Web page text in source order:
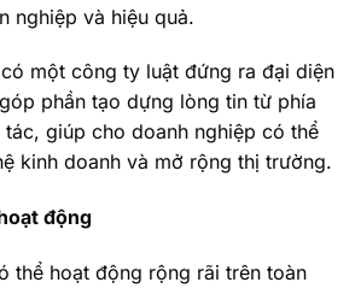
nghiệp và hiệu quả.
một công ty luật đứng ra đại diện
phần tạo dựng lòng tin từ phía
giúp cho doanh nghiệp có thể
kinh doanh và mở rộng thị trường.
động
thể hoạt động rộng rãi trên toàn